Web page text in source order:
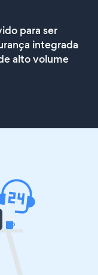
para ser
integrada
alto volume